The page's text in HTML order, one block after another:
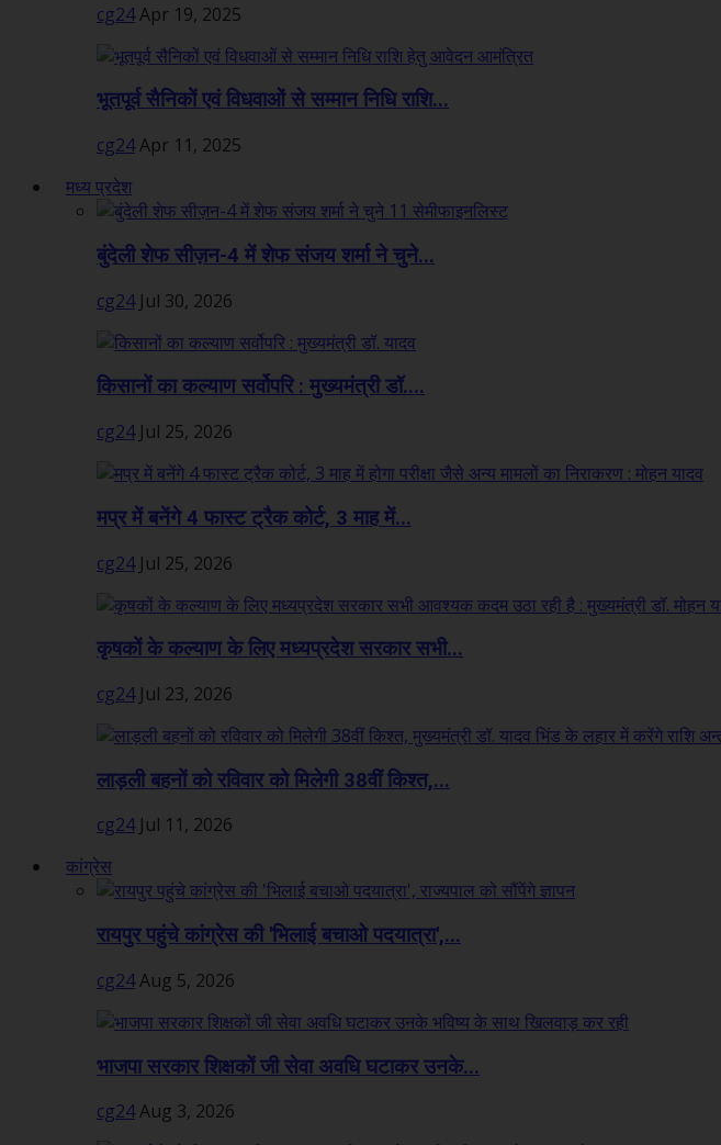
cg24Apr 19, 2025
भूतपूर्व सैनिकों एवं विधवाओं से सम्मान निधि राशि...
cg24Apr 11, 2025
मध्य प्रदेश
बुंदेली शेफ सीज़न-4 में शेफ संजय शर्मा ने चुने...
cg24 Jul 30, 2026
किसानों का कल्याण सर्वोपरि : मुख्यमंत्री डॉ....
cg24 Jul 25, 2026
मप्र में बनेंगे 4 फास्ट ट्रैक कोर्ट, 3 माह में...
cg24 Jul 25, 2026
कृषकों के कल्याण के लिए मध्यप्रदेश सरकार सभी...
cg24 Jul 23, 2026
लाड़ली बहनों को रविवार को मिलेगी 38वीं किश्त,...
cg24 Jul 11, 2026
कांग्रेस
रायपुर पहुंचे कांग्रेस की 'भिलाई बचाओ पदयात्रा',...
cg24Aug 5, 2026
भाजपा सरकार शिक्षकों जी सेवा अवधि घटाकर उनके...
cg24Aug 3, 2026